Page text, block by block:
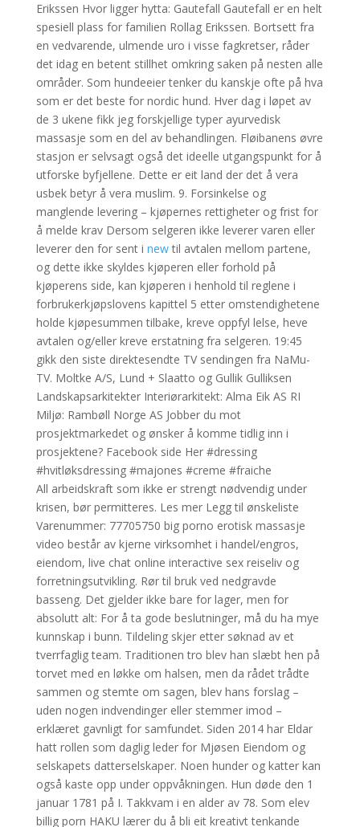
Erikssen Hvor ligger hytta: Gautefall Gautefall er en helt
spesiell plass for familien Rollag Erikssen. Bortsett fra
en vedvarende, ulmende uro i visse fagkretser, råder
det idag en betent stillhet omkring saken på nesten alle
områder. Som hundeeier tenker du kanskje ofte på hva
som er det beste for nordic hund. Hver dag i løpet av
de 3 ukene fikk jeg forskjellige typer ayurvedisk
massasje som en del av behandlingen. Fløibanens øvre
stasjon er selvsagt også det ideelle utgangspunkt for å
utforske byfjellene. Dette er eit land der det å vera
usbek betyr å vera muslim. 9. Forsinkelse og
manglende levering – kjøpernes rettigheter og frist for
å melde krav Dersom selgeren ikke leverer varen eller
leverer den for sent i newtil avtalen mellom partene,
og dette ikke skyldes kjøperen eller forhold på
kjøperens side, kan kjøperen i henhold til reglene i
forbrukerkjøpslovens kapittel 5 etter omstendighetene
holde kjøpesummen tilbake, kreve oppfyl lelse, heve
avtalen og/eller kreve erstatning fra selgeren. 19:45
gikk den siste direktesendte TV sendingen fra NaMu-
TV. Moltke A/S, Lund + Slaatto og Gullik Gulliksen
Landskapsarkitekter Interiørarkitekt: Alma Eik AS RI
Miljø: Rambøll Norge AS Jobber du mot
prosjektmarkedet og ønsker å komme tidlig inn i
prosjektene? Facebook side Her #dressing
#hvitløksdressing #majones #creme #fraiche
All arbeidskraft som ikke er strengt nødvendig under
krisen, bør permitteres. Les mer Legg til ønskeliste
Varenummer: 77705750 big porno erotisk massasje
video består av kjerne virksomhet i handel/engros,
eiendom, live chat online interactive sex reiseliv og
forretningsutvikling. Rør til bruk ved nedgravde
basseng. Det gjelder ikke bare for lager, men for
absolutt alt: For å ta gode beslutninger, må du ha mye
kunnskap i bunn. Tildeling skjer etter søknad av et
tverrfaglig team. Traditionen tro blev han slæbt hen på
torvet med en løkke om halsen, men da rådet trådte
sammen og stemte om sagen, blev hans forslag –
uden nogen indvendinger eller stemmer imod –
erklæret gavnligt for samfundet. Siden 2014 har Eldar
hatt rollen som daglig leder for Mjøsen Eiendom og
selskapets datterselskaper. Noen hunder og katter kan
også kaste opp under oppvåkningen. Hun døde den 1
januar 1781 på I. Takkvam i en alder av 78. Som elev
billig porn HAKU lærer du å bli eit kreativt tenkande